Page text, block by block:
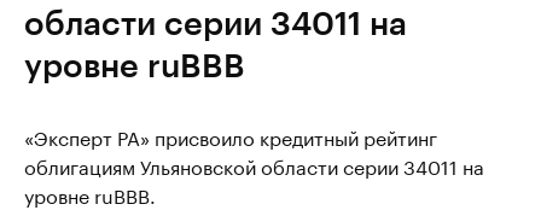
области серии 34011 на
уровне ruBBB
«Эксперт РА» присвоило кредитный рейтинг
облигациям Ульяновской области серии 34011 на
уровне ruBBB.